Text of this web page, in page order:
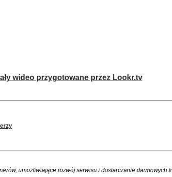
wideo przygotowane przez Lookr.tv
umożliwiające rozwój serwisu i dostarczanie darmowych